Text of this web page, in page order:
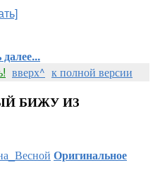
вверх^ к полной версии
БИЖУ ИЗ
Оригинальное